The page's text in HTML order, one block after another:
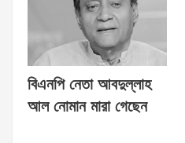
বিএনপি নেতা আবদুল্লাহ
আল নোমান মারা গেছেন